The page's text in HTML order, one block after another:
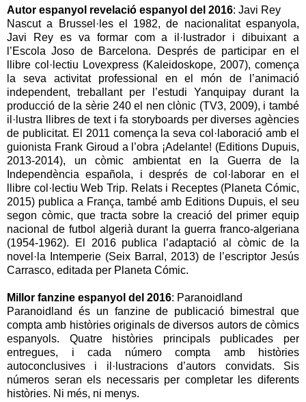
Autor espanyol revelació espanyol del 2016: Javi Rey
Nascut a Brussel·les el 1982, de nacionalitat espanyola,
Javi Rey es va formar com a il·lustrador i dibuixant a
l’Escola Joso de Barcelona. Després de participar en el
llibre col·lectiu Lovexpress (Kaleidoskope, 2007), comença
la seva activitat professional en el món de l’animació
independent, treballant per l’estudi Yanquipay durant la
producció de la sèrie 240 el nen clònic (TV3, 2009), i també
il·lustra llibres de text i fa storyboards per diverses agències
de publicitat. El 2011 comença la seva col·laboració amb el
guionista Frank Giroud a l’obra ¡Adelante! (Editions Dupuis,
2013-2014), un còmic ambientat en la Guerra de la
Independència española, i després de col·laborar en el
llibre col·lectiu Web Trip. Relats i Receptes (Planeta Cómic,
2015) publica a França, també amb Editions Dupuis, el seu
segon còmic, que tracta sobre la creació del primer equip
nacional de futbol algerià durant la guerra franco-algeriana
(1954-1962). El 2016 publica l’adaptació al còmic de la
novel·la Intemperie (Seix Barral, 2013) de l’escriptor Jesús
Carrasco, editada per Planeta Cómic.
Millor fanzine espanyol del 2016: Paranoidland
Paranoidland és un fanzine de publicació bimestral que
compta amb històries originals de diversos autors de còmics
espanyols. Quatre històries principals publicades per
entregues, i cada número compta amb històries
autoconclusives i il·lustracions d’autors convidats. Sis
números seran els necessaris per completar les diferents
històries. Ni més, ni menys.